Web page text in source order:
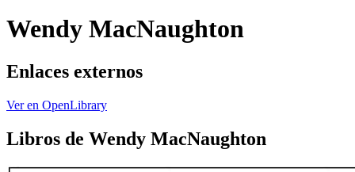
Wendy MacNaughton
Enlaces externos
Ver en OpenLibrary
Libros de Wendy MacNaughton